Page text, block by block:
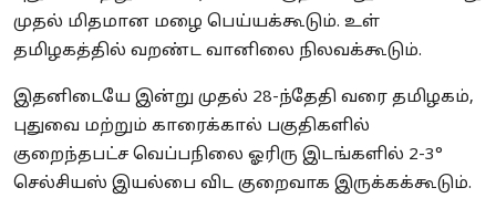
முதல் மிதமான மழை பெய்யக்கூடும். உள்
தமிழகத்தில் வறண்ட வானிலை நிலவக்கூடும்.
இதனிடையே இன்று முதல் 28-ந்தேதி வரை தமிழகம்,
புதுவை மற்றும் காரைக்கால் பகுதிகளில்
குறைந்தபட்ச வெப்பநிலை ஓரிரு இடங்களில் 2-3°
செல்சியஸ் இயல்பை விட குறைவாக இருக்கக்கூடும்.